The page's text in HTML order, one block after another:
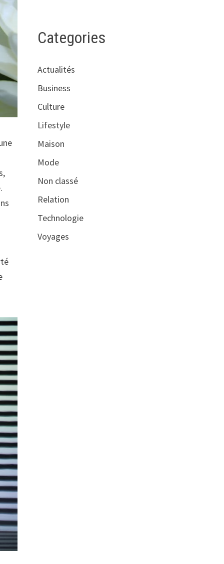
Categories
Actualités
Business
Culture
Lifestyle
Maison
Mode
Non classé
Relation
Technologie
Voyages